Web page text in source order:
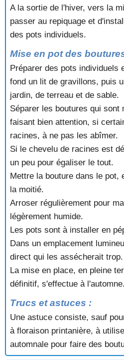
A la sortie de l'hiver, vers la
passer au repiquage et
des pots individuels.
Mise en pot des
Préparer des pots individuels
fond un lit de gravillons, puis
jardin, de terreau et de sable.
Séparer les boutures qui sont
faisant bien attention, si
racines, à ne pas les abîmer.
Si le chevelu de racines est
un peu pour égaliser le tout.
Mettre la bouture dans le pot,
la moitié.
Arroser régulièrement pour
légèrement humide.
Les pots sont à installer en
Dans un emplacement
direct qui les assécherait trop.
La mise en place, en pleine
définitif, s'effectue à l'automne.
Trucs et astuces :
Une astuce consiste, sauf
à floraison printanière, à
automnale pour faire des